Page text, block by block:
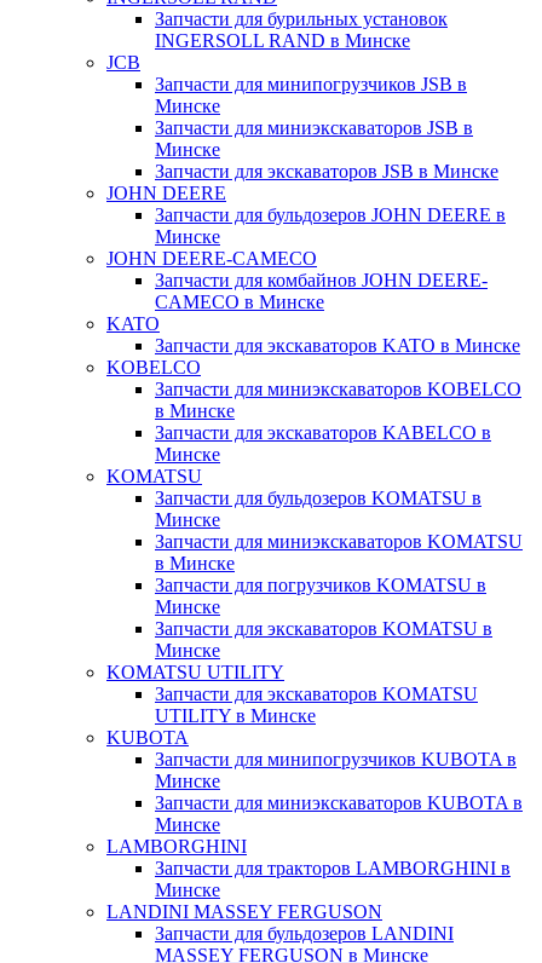
Запчасти для бурильных установок
INGERSOLL RAND в Минске
JCB
Запчасти для минипогрузчиков JSB в
Минске
Запчасти для миниэкскаваторов JSB в
Минске
Запчасти для экскаваторов JSB в Минске
JOHN DEERE
Запчасти для бульдозеров JOHN DEERE в
Минске
JOHN DEERE-CAMECO
Запчасти для комбайнов JOHN DEERE-
CAMECO в Минске
KATO
Запчасти для экскаваторов KATO в Минске
KOBELCO
Запчасти для миниэкскаваторов KOBELCO
в Минске
Запчасти для экскаваторов KABELCO в
Минске
KOMATSU
Запчасти для бульдозеров KOMATSU в
Минске
Запчасти для миниэкскаваторов KOMATSU
в Минске
Запчасти для погрузчиков KOMATSU в
Минске
Запчасти для экскаваторов KOMATSU в
Минске
KOMATSU UTILITY
Запчасти для экскаваторов KOMATSU
UTILITY в Минске
KUBOTA
Запчасти для минипогрузчиков KUBOTA в
Минске
Запчасти для миниэкскаваторов KUBOTA в
Минске
LAMBORGHINI
Запчасти для тракторов LAMBORGHINI в
Минске
LANDINI MASSEY FERGUSON
Запчасти для бульдозеров LANDINI
MASSEY FERGUSON в Минске